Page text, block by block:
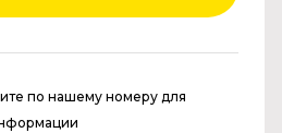
по нашему номеру для